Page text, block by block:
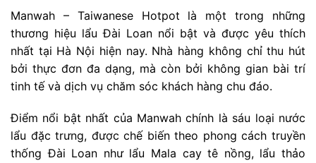
Manwah – Taiwanese Hotpot là một trong những
thương hiệu lẩu Đài Loan nổi bật và được yêu thích
nhất tại Hà Nội hiện nay. Nhà hàng không chỉ thu hút
bởi thực đơn đa dạng, mà còn bởi không gian bài trí
tinh tế và dịch vụ chăm sóc khách hàng chu đáo.
Điểm nổi bật nhất của Manwah chính là sáu loại nước
lẩu đặc trưng, được chế biến theo phong cách truyền
thống Đài Loan như lẩu Mala cay tê nồng, lẩu thảo